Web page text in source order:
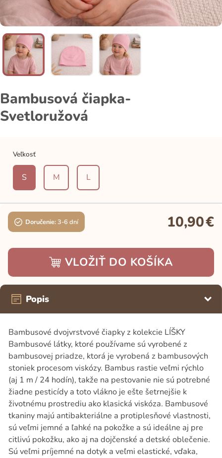
Bambusová čiapka-
Svetloružová
Veľkosť
S M L
Doručenie:3-6 dní 10,90€
VLOŽIŤ DO KOŠÍKA
Popis
Bambusové dvojvrstvové čiapky z kolekcie LÍŠKY
Bambusové látky, ktoré používame sú vyrobené z
bambusovej priadze, ktorá je vyrobená z bambusových
stoniek procesom viskózy. Bambus rastie veľmi rýchlo
(aj 1 m / 24 hodín), takže na pestovanie nie sú potrebné
žiadne pesticídy a toto vlákno je ešte šetrnejšie k
životnému prostrediu ako klasická viskóza. Bambusové
tkaniny majú antibakteriálne a protiplesňové vlastnosti,
sú veľmi jemné a ľahké na pokožke a sú ideálne aj pre
citlivú pokožku, ako aj na dojčenské a detské oblečenie.
Sú veľmi príjemné na dotyk a veľmi elastické, vďaka,